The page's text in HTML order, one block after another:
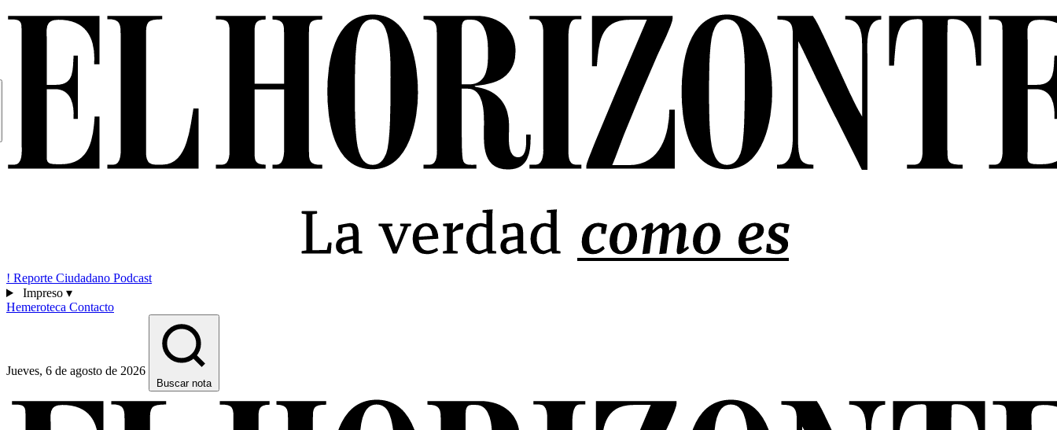
! Reporte Ciudadano Podcast
Impreso ▾
Hemeroteca Contacto
Jueves, 6 de agosto de 2026
Buscar nota